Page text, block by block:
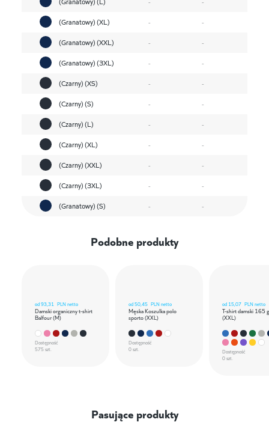
(Granatowy) (XL)
-
-
(Granatowy) (XXL)
-
-
(Granatowy) (3XL)
-
-
(Czarny) (XS)
-
-
(Czarny) (S)
-
-
(Czarny) (L)
-
-
(Czarny) (XL)
-
-
(Czarny) (XXL)
-
-
(Czarny) (3XL)
-
-
(Granatowy) (S)
- -
Podobne produkty
od93,31 PLN netto
Damski organiczny t-shirt
Balfour (M)
Dostępność
575 szt.
od50,45 PLN netto
Męska Koszulka polo
sporto (XXL)
Dostępność
0 szt.
od 15,07 PLN netto
T-shirt damski 165
(XXL)
Dostępność
0 szt.
Pasujące produkty